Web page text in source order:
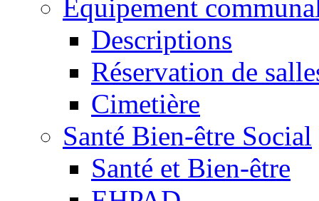
Equipement
Descriptions
Réservation de
Cimetière
Santé Bien-être Social
Santé et Bien-être